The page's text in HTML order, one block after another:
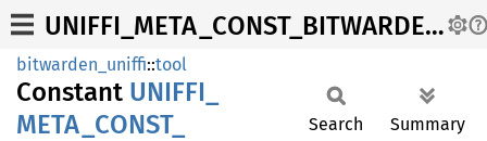
UNIFFI_META_CONST_BITWARDEN_UNIFFI_INTERFACE_GENERATORCLIENTS
bitwarden_uniffi::tool
Constant UNIFFI_
META_ CONST_
Search Summary